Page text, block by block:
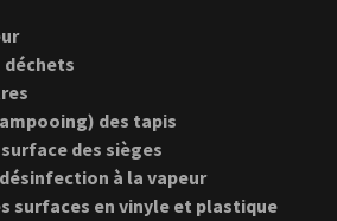
déchets
des tapis
des sièges
à la vapeur
surfaces en vinyle et plastique